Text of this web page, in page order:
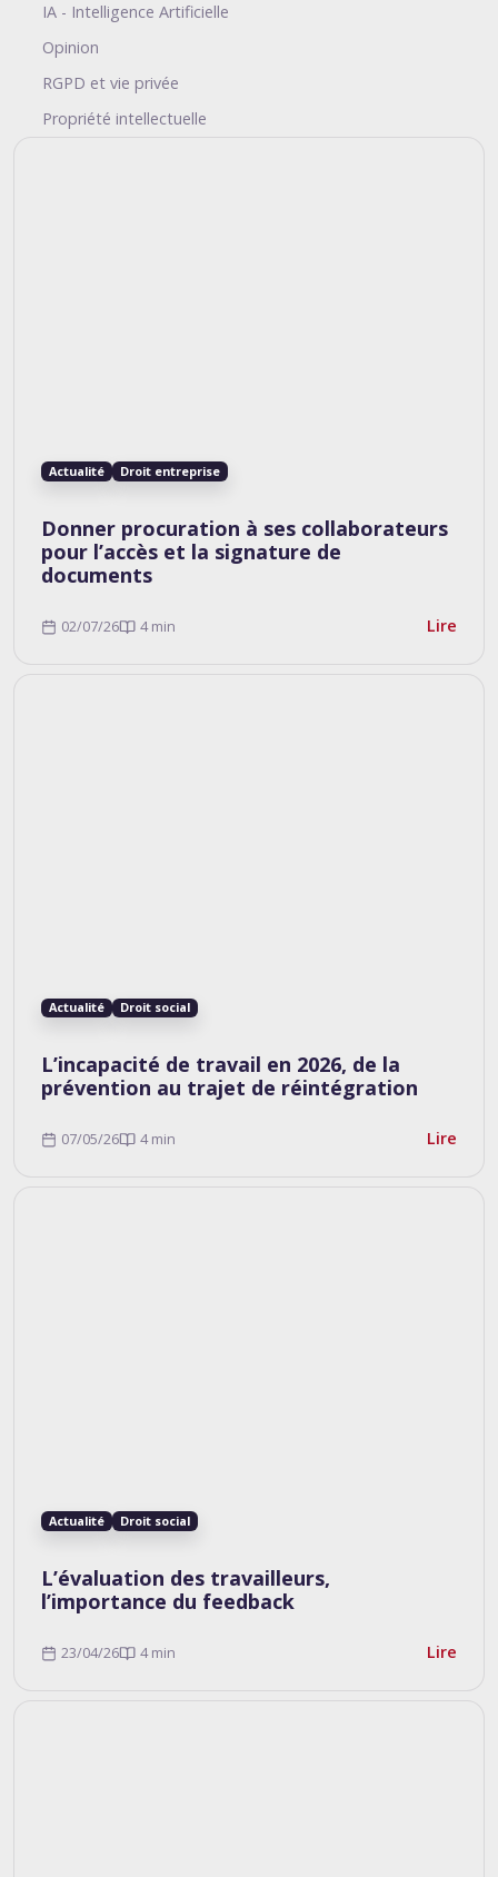
IA - Intelligence Artificielle
Opinion
RGPD et vie privée
Propriété intellectuelle
Actualité Droit entreprise
Donner procuration à ses collaborateurs
pour l’accès et la signature de
documents
02/07/26 4 min Lire
Actualité Droit social
L’incapacité de travail en 2026, de la
prévention au trajet de réintégration
07/05/26 4 min Lire
Actualité Droit social
L’évaluation des travailleurs,
l’importance du feedback
23/04/26 4 min Lire